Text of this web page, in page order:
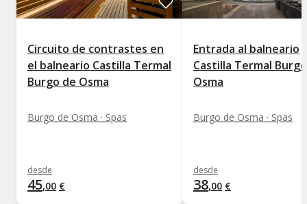
Circuito de contrastes en
el balneario Castilla Termal
Burgo de Osma
Burgo de Osma · Spas
desde
45,00 €
Entrada al balneario
Castilla Termal
Osma
Burgo de Osma · Spas
desde
38,00 €